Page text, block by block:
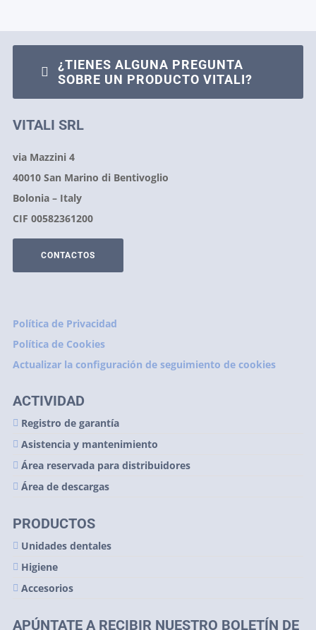
¿TIENES ALGUNA PREGUNTA
SOBRE UN PRODUCTO VITALI?
VITALI SRL
via Mazzini 4
40010 San Marino di Bentivoglio
Bolonia – Italy
CIF 00582361200
CONTACTOS
Política de Privacidad
Política de Cookies
Actualizar la configuración de seguimiento de cookies
ACTIVIDAD
Registro de garantía
Asistencia y mantenimiento
Área reservada para distribuidores
Área de descargas
PRODUCTOS
Unidades dentales
Higiene
Accesorios
APÚNTATE A RECIBIR NUESTRO BOLETÍN DE